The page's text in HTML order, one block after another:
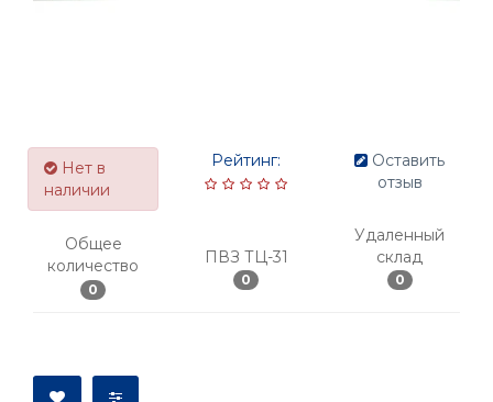
Нет в
наличии
Общее
количество
0
Рейтинг:
ПВЗ ТЦ-31
0
Оставить
отзыв
Удаленный
склад
0